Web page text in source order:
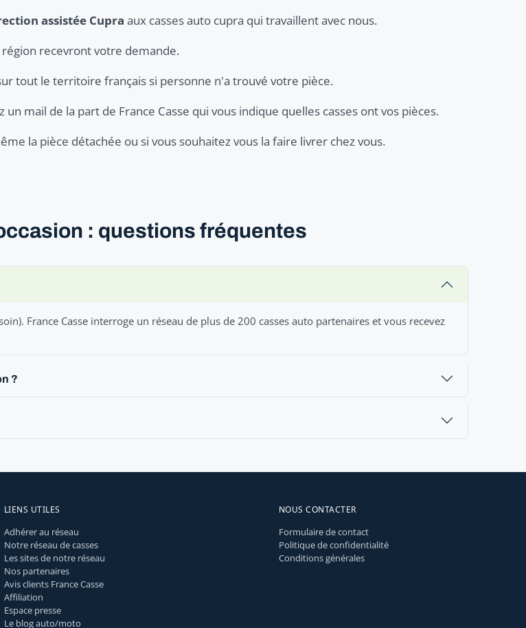
assistée Cupra aux casses auto cupra qui travaillent avec nous.
recevront votre demande.
tout le territoire français si personne n'a trouvé votre pièce.
un mail de la part de France Casse qui vous indique quelles casses ont vos pièces.
la pièce détachée ou si vous souhaitez vous la faire livrer chez vous.
: questions fréquentes
France Casse interroge un réseau de plus de 200 casses auto partenaires et vous recevez
?
LIENS UTILES
Adhérer au réseau
Notre réseau de casses
Les sites de notre réseau
Nos partenaires
Avis clients France Casse
Affiliation
Espace presse
Le blog auto/moto
NOUS CONTACTER
Formulaire de contact
Politique de confidentialité
Conditions générales